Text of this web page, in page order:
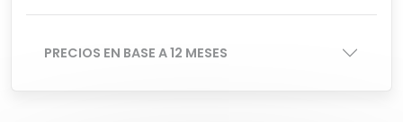
PRECIOS EN BASE A 12 MESES